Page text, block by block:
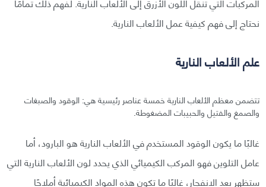
نحتاج إلى فهم كيفية عمل الألعاب النارية.
علم الألعاب النارية
تتضمن معظم الألعاب النارية خمسة عناصر رئيسية هي: الوقود والصبغات
والصمغ والفتيل والحبيبات المضغوطة.
غالبًا ما يكون الوقود المستخدم في الألعاب النارية هو البارود، أما
عامل التلوين فهو المركب الكيميائي الذي يحدد لون الألعاب النارية التي
ستظهر بعد الانفجار، غالبًا ما تكون هذه المواد الكيميائية أملاحًا